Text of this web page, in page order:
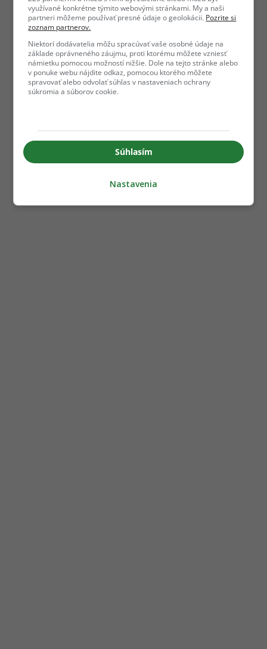
využívané konkrétne týmito webovými stránkami. My a naši
partneri môžeme používať presné údaje o geolokácii. Pozrite si
zoznam partnerov.
Niektorí dodávatelia môžu spracúvať vaše osobné údaje na
základe oprávneného záujmu, proti ktorému môžete vzniesť
námietku pomocou možností nižšie. Dole na tejto stránke alebo
v ponuke webu nájdite odkaz, pomocou ktorého môžete
spravovať alebo odvolať súhlas v nastaveniach ochrany
súkromia a súborov cookie.
Súhlasím
Nastavenia